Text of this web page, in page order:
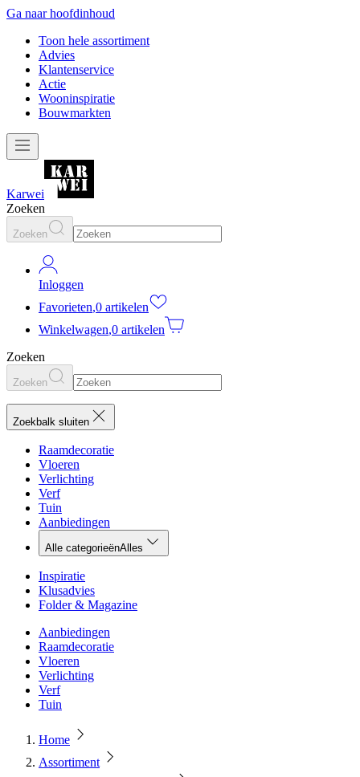
Ga naar hoofdinhoud
Toon hele assortiment
Advies
Klantenservice
Actie
Wooninspiratie
Bouwmarkten
Karwei
Zoeken
Zoeken
Inloggen
Favorieten,0 artikelen
Winkelwagen,0 artikelen
Zoeken
Zoeken
Zoekbalk sluiten
Raamdecoratie
Vloeren
Verlichting
Verf
Tuin
Aanbiedingen
Alle categorieënAlles
Inspiratie
Klusadvies
Folder & Magazine
Aanbiedingen
Raamdecoratie
Vloeren
Verlichting
Verf
Tuin
Home
Assortiment